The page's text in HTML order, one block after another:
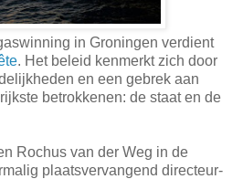
in Groningen verdient
. Het beleid kenmerkt zich door
en een gebrek aan
betrokkenen: de staat en de
Rochus van der Weg in de
plaatsvervangend directeur-